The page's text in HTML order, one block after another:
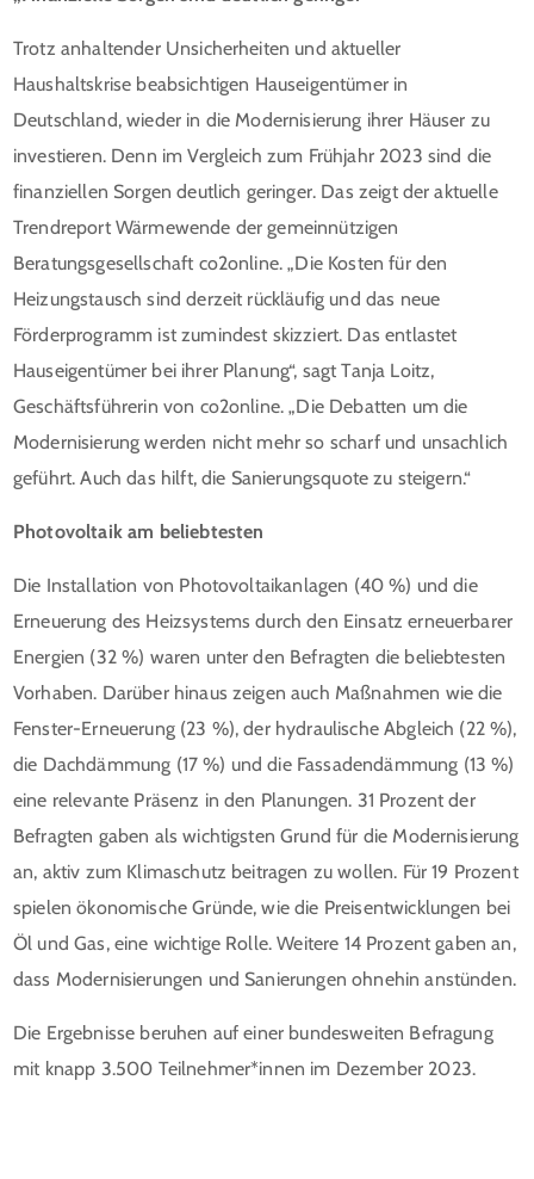
Trotz anhaltender Unsicherheiten und aktueller
Haushaltskrise beabsichtigen Hauseigentümer in
Deutschland, wieder in die Modernisierung ihrer Häuser zu
investieren. Denn im Vergleich zum Frühjahr 2023 sind die
finanziellen Sorgen deutlich geringer. Das zeigt der aktuelle
Trendreport Wärmewende der gemeinnützigen
Beratungsgesellschaft co2online. „Die Kosten für den
Heizungstausch sind derzeit rückläufig und das neue
Förderprogramm ist zumindest skizziert. Das entlastet
Hauseigentümer bei ihrer Planung“, sagt Tanja Loitz,
Geschäftsführerin von co2online. „Die Debatten um die
Modernisierung werden nicht mehr so scharf und unsachlich
geführt. Auch das hilft, die Sanierungsquote zu steigern.“
Photovoltaik am beliebtesten
Die Installation von Photovoltaikanlagen (40 %) und die
Erneuerung des Heizsystems durch den Einsatz erneuerbarer
Energien (32 %) waren unter den Befragten die beliebtesten
Vorhaben. Darüber hinaus zeigen auch Maßnahmen wie die
Fenster-Erneuerung (23 %), der hydraulische Abgleich (22 %),
die Dachdämmung (17 %) und die Fassadendämmung (13 %)
eine relevante Präsenz in den Planungen. 31 Prozent der
Befragten gaben als wichtigsten Grund für die Modernisierung
an, aktiv zum Klimaschutz beitragen zu wollen. Für 19 Prozent
spielen ökonomische Gründe, wie die Preisentwicklungen bei
Öl und Gas, eine wichtige Rolle. Weitere 14 Prozent gaben an,
dass Modernisierungen und Sanierungen ohnehin anstünden.
Die Ergebnisse beruhen auf einer bundesweiten Befragung
mit knapp 3.500 Teilnehmer*innen im Dezember 2023.